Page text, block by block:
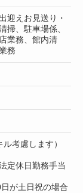
迎えお見送り・
掃、駐車場係、
業務、館内清
務
考慮します）
定休日勤務手当
が土日祝の場合